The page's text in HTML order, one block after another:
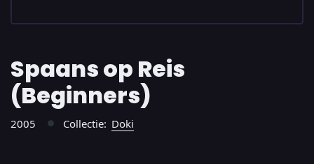
Spaans op Reis
(Beginners)
2005 ● Collectie: Doki